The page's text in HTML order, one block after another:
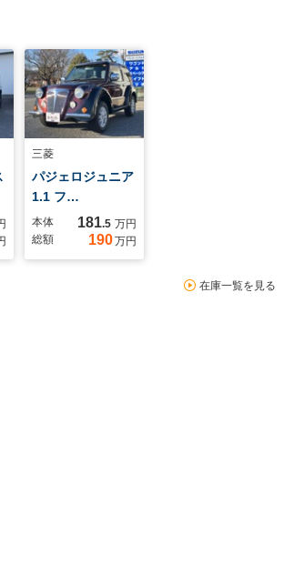
三菱
パジェロジュニア
1.1 フ…
本体 181.5 万円
総額
190万円
在庫一覧を見る